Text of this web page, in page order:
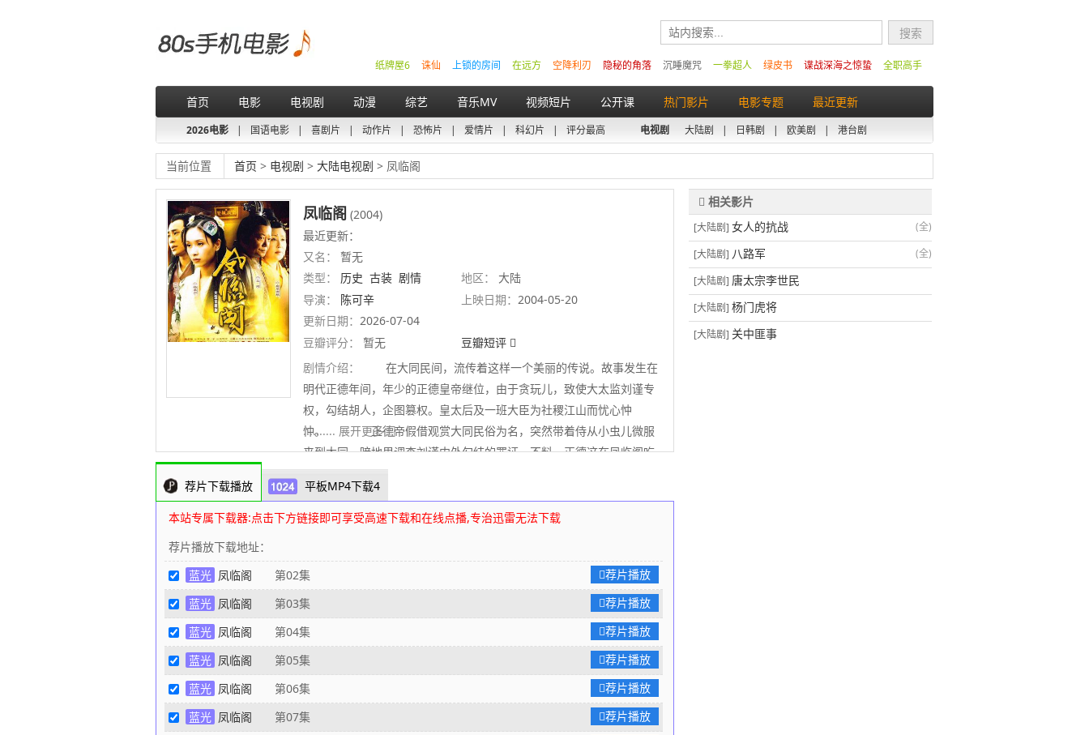
全职高手
谍战深海之惊蛰
绿皮书
一拳超人
沉睡魔咒
隐秘的角落
空降利刃
在远方
上锁的房间
诛仙
纸牌屋6
首页 电影 电视剧 动漫 综艺 音乐MV 视频短片 公开课 热门影片 电影专题 最近更新
2026电影 | 国语电影 | 喜剧片 | 动作片 | 恐怖片 | 爱情片 | 科幻片 | 评分最高 电视剧 大陆剧 | 日韩剧 | 欧美剧 | 港台剧
当前位置 首页 > 电视剧 > 大陆电视剧 > 凤临阁
凤临阁 (2004)
最近更新：
又名：
暂无
类型：
历史 古装 剧情 地区：
大陆
导演：
陈可辛 上映日期： 2004-05-20
更新日期： 2026-07-04
豆瓣评分：
暂无
豆瓣短评
剧情介绍：
在大同民间，流传着这样一个美丽的传说。故事发生在
明代正德年间，年少的正德皇帝继位，由于贪玩儿，致使大太监刘谨专
权，勾结胡人，企图篡权。皇太后及一班大臣为社稷江山而忧心忡
忡。 正德帝假借观赏大同民俗为名，突然带着侍从小虫儿微服
来到大同，暗地里调查刘谨内外勾结的罪证。不料，正德这在凤临阁吃
饭时，无意间搅进一桩命案里，幷与凤临阁老板娘凤姐相识。
这桩命案原来是市井泼皮曹虎所为，意在陷害凤姐，抢走凤临阁的生
意。曹虎凭借着叔父是大同总兵，在大同勾结官府，为所欲为，把正德
脏陷害她。曹总兵发觉误抓了正德帝，惊慌失措，忙与知府商议，索性
将错就错，不揭露皇上真实身份，不动声色地秉公宣判，抓起曹虎，放
了正德帝。 一场虚惊过去，凤姐知道误会了侯公子，很是不
安。侯公子喜欢上了爽快泼辣、美貌动人的凤姐，邀请她做向导，去游
玩去岗石窟等名胜。凤姐欣然陪同。正德帝发现凤姐不过是一个民间女
子，却对名胜古迹历史渊源了如指掌，惊诧不已。 远在京城的刘谨
怀疑正德帝去大同意图，却得到密报，知道正德帝真的是去玩乐，看上
了一个民间女子，大喜，指使安插在正德帝身边的眼线小虫儿，伺机下
毒，除掉正德帝。同时，为了随时掌握顾命大臣李东阳的动向，忍痛割
.......... 展开更多
荐片下载播放 平板MP4下载4
本站专属下载器:点击下方链接即可享受高速下载和在线点播,专治迅雷无法下载
荐片播放下载地址：
蓝光 凤临阁 第02集
荐片播放
蓝光 凤临阁 第03集
荐片播放
蓝光 凤临阁 第04集
荐片播放
蓝光 凤临阁 第05集
荐片播放
蓝光 凤临阁 第06集
荐片播放
蓝光 凤临阁 第07集
荐片播放
相关影片
[大陆剧] 女人的抗战
(全)
[大陆剧] 八路军
(全)
[大陆剧] 唐太宗李世民
[大陆剧] 杨门虎将
[大陆剧] 关中匪事